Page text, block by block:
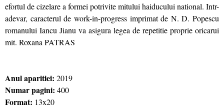
efortul de cizelare a formei potrivite mitului haiducului national. Intr-
adevar, caracterul de work-in-progress imprimat de N. D. Popescu
romanului Iancu Jianu va asigura legea de repetitie proprie oricarui
mit. Roxana PATRAS
Anul aparitiei: 2019
Numar pagini: 400
Format: 13x20